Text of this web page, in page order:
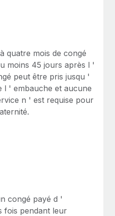
quatre mois de congé
moins 45 jours après l '
peut être pris jusqu '
l ' embauche et aucune
n ' est requise pour
congé payé d '
fois pendant leur